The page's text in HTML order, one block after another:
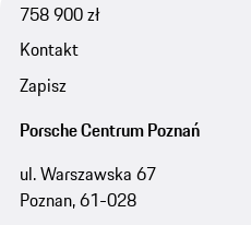
758 900 zł
Kontakt
Zapisz
Porsche Centrum Poznań
ul. Warszawska 67
Poznan, 61-028